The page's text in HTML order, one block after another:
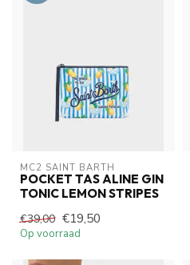
MC2 SAINT BARTH
POCKET TAS ALINE GIN
TONIC LEMON STRIPES
€39,00 €19,50
Op voorraad